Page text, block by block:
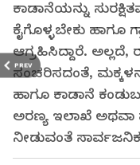
PREV
ಕಾಡಾನೆಯನ್ನು
ಕೈಗೊಳ್ಳಬೇಕು ಹಾಗೂ
ಆಗ್ರಹಿಸಿದ್ದಾರೆ. ಅಲ್ಲದೆ,
ಸಂಚರಿಸದಂತೆ,
ಹಾಗೂ ಕಾಡಾನೆ
ಅರಣ್ಯ ಇಲಾಖೆ
ನೀಡುವಂತೆ